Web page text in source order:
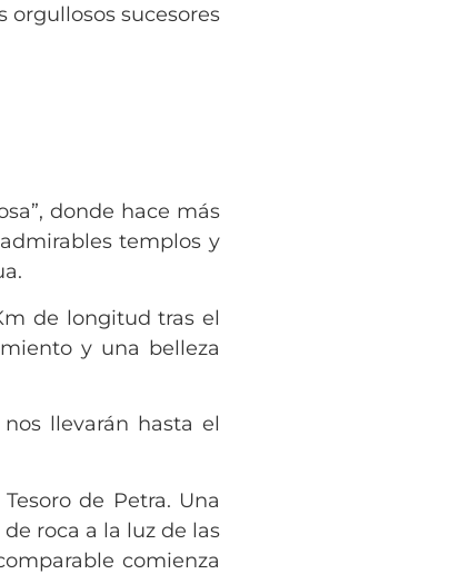
orgullosos sucesores
donde hace más
templos y
de longitud tras el
y una belleza
llevarán hasta el
de Petra. Una
roca a la luz de las
comienza